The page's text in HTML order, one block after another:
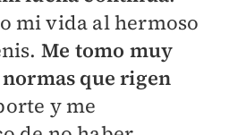
mi vida al hermoso
Me tomo muy
que rigen
y me